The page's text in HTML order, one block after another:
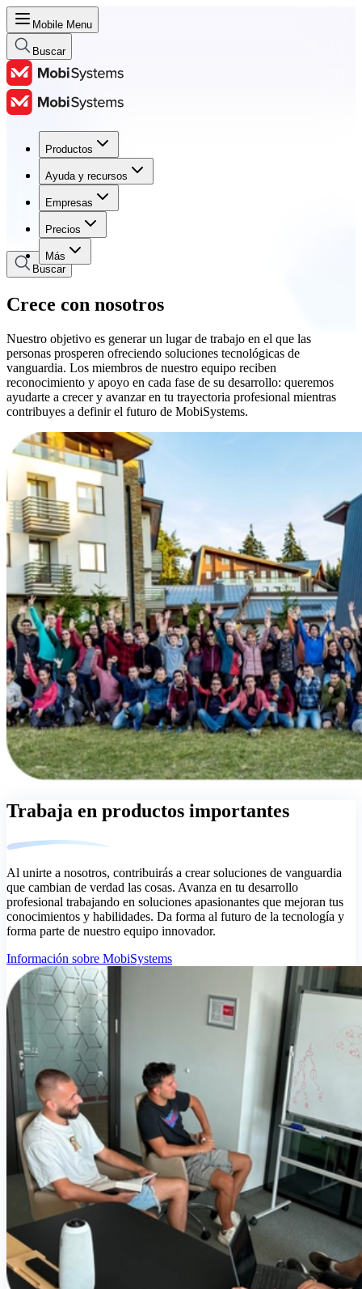
Mobile Menu
Buscar
Productos
Ayuda y recursos
Empresas
Precios
Más
Productos
Ayuda y recursos
Empresas
Precios
Buscar
Crece con nosotros
Nuestro objetivo es generar un lugar de trabajo en el que las
personas prosperen ofreciendo soluciones tecnológicas de
vanguardia. Los miembros de nuestro equipo reciben
reconocimiento y apoyo en cada fase de su desarrollo: queremos
ayudarte a crecer y avanzar en tu trayectoria profesional mientras
contribuyes a definir el futuro de MobiSystems.
Trabaja en productos importantes
Al unirte a nosotros, contribuirás a crear soluciones de vanguardia
que cambian de verdad las cosas. Avanza en tu desarrollo
profesional trabajando en soluciones apasionantes que mejoran tus
conocimientos y habilidades. Da forma al futuro de la tecnología y
forma parte de nuestro equipo innovador.
Información sobre MobiSystems